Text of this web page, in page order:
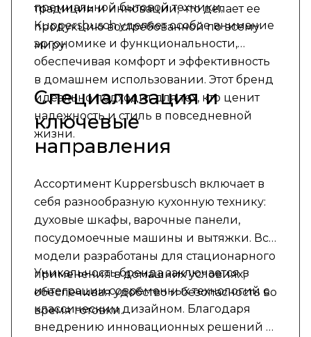
традиции и инновации, что делает ее
продукцию востребованной по всему
миру.
премиальной бытовой техники,
Kuppersbusch уделяет особое внимание
эргономике и функциональности,
обеспечивая комфорт и эффективность
в домашнем использовании. Этот бренд
идеально подходит для тех, кто ценит
надежность и стиль в повседневной
жизни.
Специализация и
ключевые
направления
Ассортимент Kuppersbusch включает в
себя разнообразную кухонную технику:
духовые шкафы, варочные панели,
посудомоечные машины и вытяжки. Все
модели разработаны для стационарного
применения в домашних условиях,
обеспечивая удобство и безопасность во
время готовки.
Уникальность бренда заключается в
интеграции современных технологий с
классическим дизайном. Благодаря
внедрению инновационных решений и